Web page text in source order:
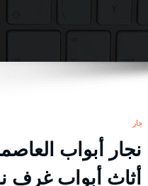
نجار
أثاث أبواب غرف